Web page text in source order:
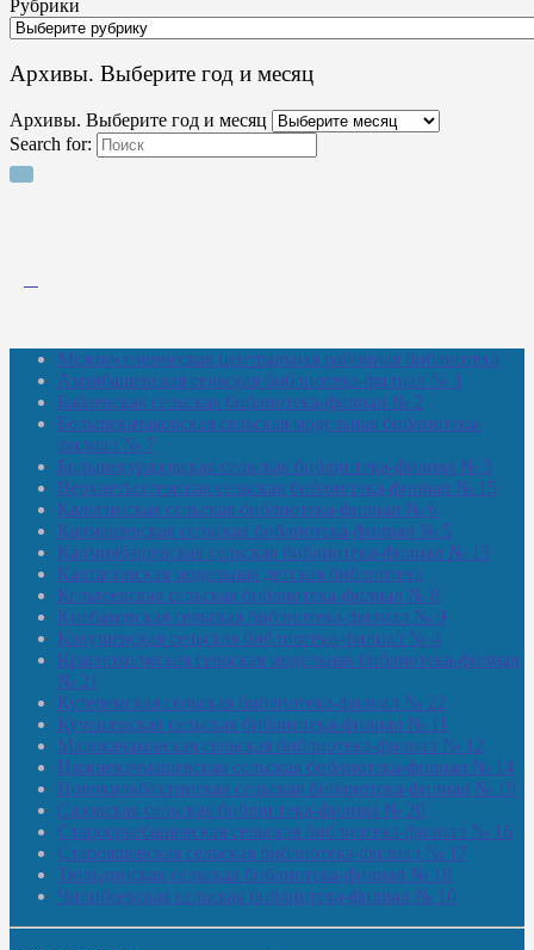
Рубрики
Архивы. Выберите год и месяц
Архивы. Выберите год и месяц
Search for:
Межпоселенческая центральная районная библиотека
Амзибашевская сельская библиотека-филиал № 1
Бабаевская сельская библиотека-филиал № 2
Большекачаковская сельская модельная библиотека-
филиал № 7
Большекуразовская сельская библиотека-филиал № 3
Верхнетыхтемская сельская библиотека-филиал № 15
Калегинская сельская библиотека-филиал № 6
Калмашевская сельская библиотека-филиал № 5
Калмиябашевская сельская библиотека-филиал № 13
Калтасинская модельная детская библиотека
Кельтеевская сельская библиотека-филиал № 8
Киебаковская сельская библиотека-филиал № 9
Кокушевская сельская библиотека-филиал № 4
Краснохолмская сельская модельная библиотека-филиал
№ 21
Кутеремская сельская библиотека-филиал № 22
Кучашевская сельская библиотека-филиал № 11
Малокачаковская сельская библиотека-филиал № 12
Нижнекачмашевская сельская библиотека-филиал № 14
Новокильбахтинская сельская библиотека-филиал № 19
Сазовская сельская библиотека-филиал № 20
Староорьебашевская сельская библиотека-филиал № 16
Старояшевская сельская библиотека-филиал № 17
Тюльдинская сельская библиотека-филиал № 18
Чилибеевская сельская библиотека-филиал № 10